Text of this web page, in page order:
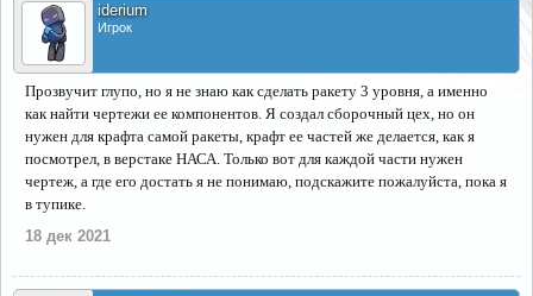
iderium
Игрок
Прозвучит глупо, но я не знаю как сделать ракету 3 уровня, а именно
как найти чертежи ее компонентов. Я создал сборочный цех, но он
нужен для крафта самой ракеты, крафт ее частей же делается, как я
посмотрел, в верстаке НАСА. Только вот для каждой части нужен
чертеж, а где его достать я не понимаю, подскажите пожалуйста, пока я
в тупике.
18 дек 2021